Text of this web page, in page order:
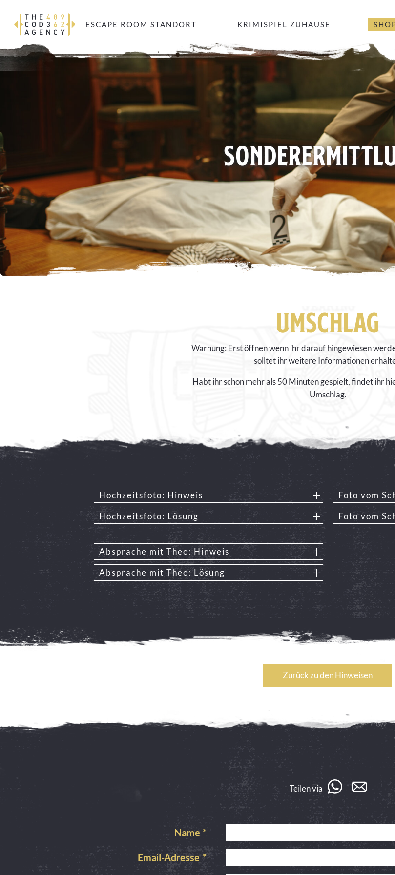
ESCAPE ROOM STANDORT KRIMISPIEL ZUHAUSE
UMSCHLAG
Warnung: Erst öffnen wenn ihr darauf hingewiesen
solltet ihr weitere Informationen
Habt ihr schon mehr als 50 Minuten gespielt, findet ihr
Umschlag.
Hochzeitsfoto: Hinweis
Hochzeitsfoto: Lösung
Absprache mit Theo: Hinweis
Absprache mit Theo: Lösung
Foto vom
Foto vom
Zurück zu den Hinweisen
Teilen via
Name *
Email-Adresse *